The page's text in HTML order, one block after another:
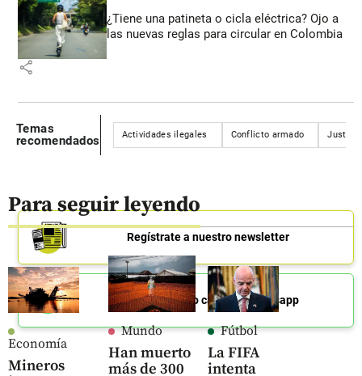
¿Tiene una patineta o cicla eléctrica? Ojo a
las nuevas reglas para circular en Colombia
share
Temas
recomendados
Actividades ilegales Conflicto armado Justicia
Para seguir leyendo
Economía
Mineros
Mundo
Han muerto
más de 300
Fútbol
La FIFA
intenta
Regístrate a nuestro newsletter
Únete a nuestro canal de Whatsapp